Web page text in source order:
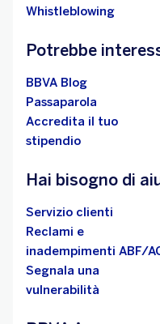
Whistleblowing
Potrebbe
BBVA Blog
Passaparola
Accredita il tuo
stipendio
Hai bisogno di
Servizio clienti
Reclami e
inadempimenti ABF/
Segnala una
vulnerabilità